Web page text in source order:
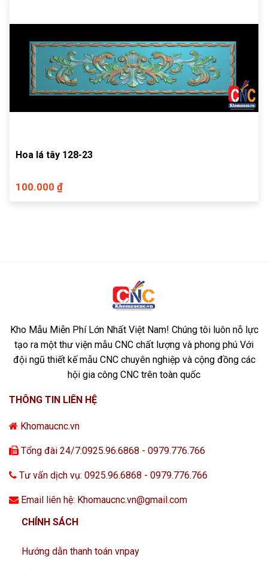
Hoa lá tây 128-23
100.000 ₫
Kho Mẫu Miễn Phí Lớn Nhất Việt Nam! Chúng tôi luôn nỗ lực
tạo ra một thư viện mẫu CNC chất lượng và phong phú Với
đội ngũ thiết kế mẫu CNC chuyên nghiệp và cộng đồng các
hội gia công CNC trên toàn quốc
THÔNG TIN LIÊN HỆ
Khomaucnc.vn
Tổng đài 24/7:0925.96.6868 - 0979.776.766
Tư vấn dịch vụ: 0925.96.6868 - 0979.776.766
Email liên hệ: Khomaucnc.vn@gmail.com
CHÍNH SÁCH
Hướng dẫn thanh toán vnpay